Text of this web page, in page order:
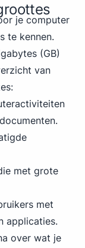
je computer
te kennen.
(GB)
van
met grote
met
applicaties.
over wat je